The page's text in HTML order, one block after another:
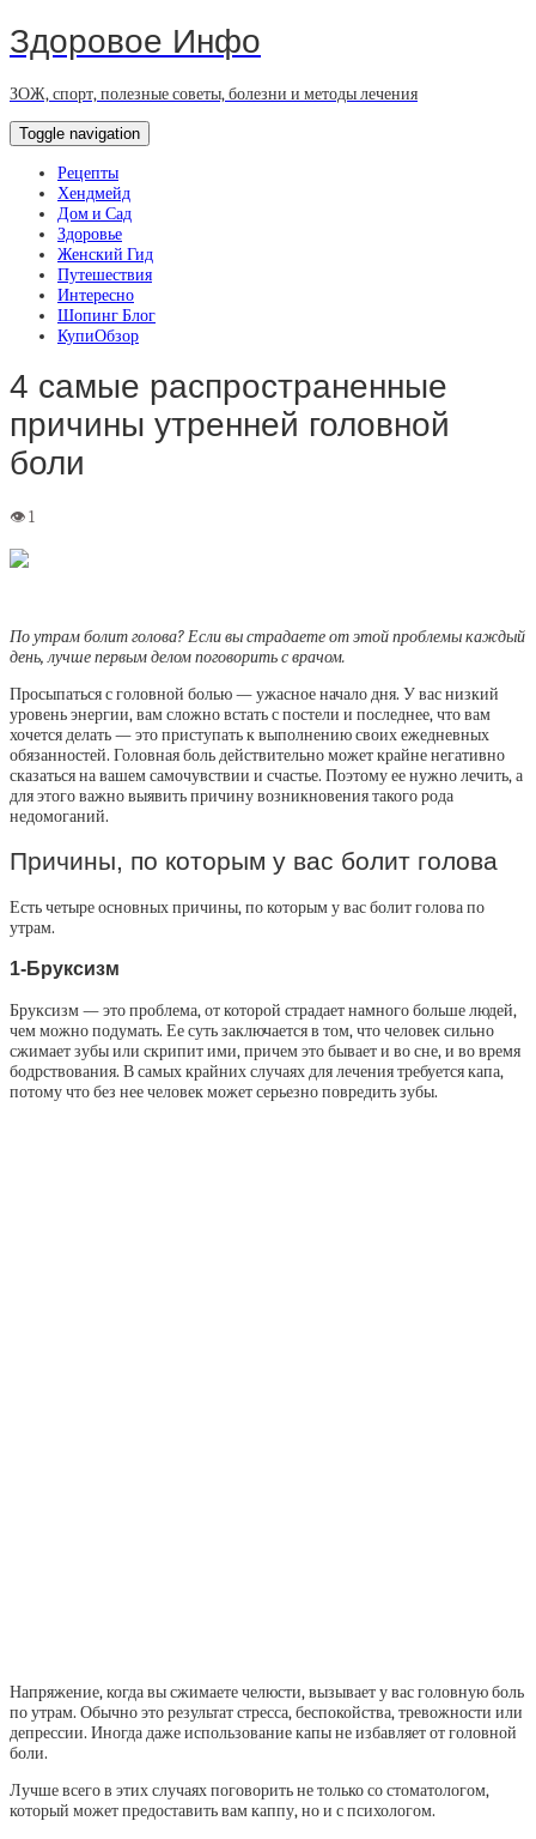
Здоровое Инфо
ЗОЖ, спорт, полезные советы, болезни и методы лечения
Toggle navigation
Рецепты
Хендмейд
Дом и Сад
Здоровье
Женский Гид
Путешествия
Интересно
Шопинг Блог
КупиОбзор
4 самые распространенные
причины утренней головной
боли
По утрам болит голова? Если вы страдаете от этой проблемы каждый
день, лучше первым делом поговорить с врачом.
Просыпаться с головной болью — ужасное начало дня. У вас низкий
уровень энергии, вам сложно встать с постели и последнее, что вам
хочется делать — это приступать к выполнению своих ежедневных
обязанностей. Головная боль действительно может крайне негативно
сказаться на вашем самочувствии и счастье. Поэтому ее нужно лечить, а
для этого важно выявить причину возникновения такого рода
недомоганий.
Причины, по которым у вас болит голова
Есть четыре основных причины, по которым у вас болит голова по
утрам.
1-Бруксизм
Бруксизм— это проблема, от которой страдает намного больше людей,
чем можно подумать. Ее суть заключается в том, что человек сильно
сжимает зубы или скрипит ими, причем это бывает и во сне, и во время
бодрствования. В самых крайних случаях для лечения требуется капа,
потому что без нее человек может серьезно повредить зубы.
Напряжение, когда вы сжимаете челюсти, вызывает у вас головную боль
по утрам. Обычно это результат стресса, беспокойства, тревожности или
депрессии. Иногда даже использование капы не избавляет от головной
боли.
Лучше всего в этих случаях поговорить не только со стоматологом,
который может предоставить вам каппу, но и с психологом.